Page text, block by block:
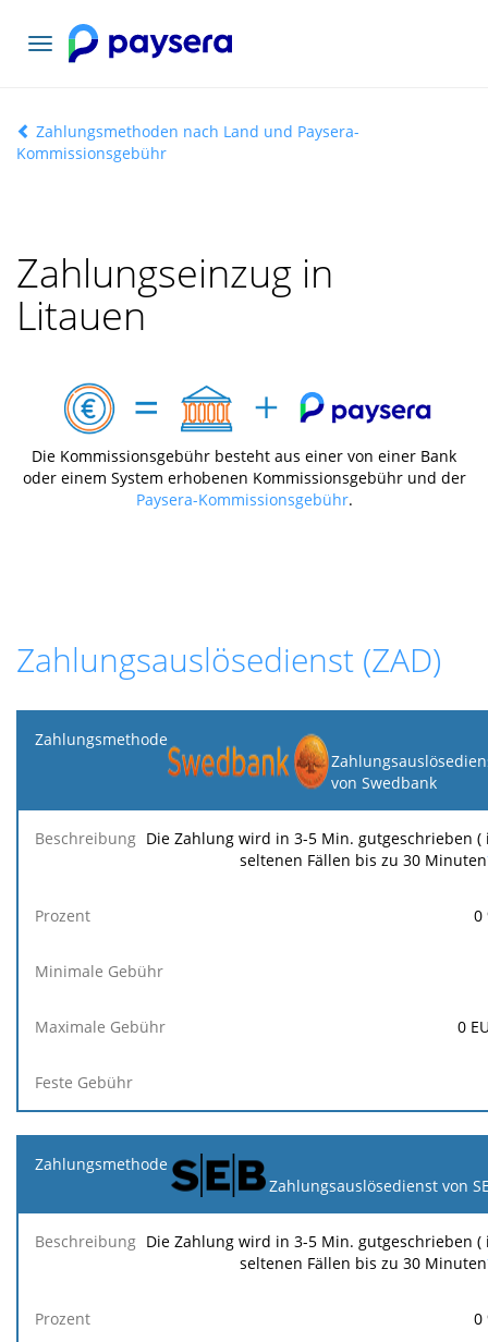
Toggle
navigation
Zahlungsmethoden nach Land und Paysera-
Kommissionsgebühr
Zahlungseinzug in
Litauen
Die Kommissionsgebühr besteht aus einer von einer Bank
oder einem System erhobenen Kommissionsgebühr und der
Paysera-Kommissionsgebühr.
Zahlungsauslösedienst (ZAD)
Zahlungsmethode
Minimale
Gebühr
Maximale
Gebühr
von Swedbank
Die Zahlung wird in 3-5 Min. gutgeschrieben (
seltenen Fällen bis zu 30 Minuten
0
0
Zahlungsauslösedienst von
Die Zahlung wird in 3-5 Min. gutgeschrieben (
seltenen Fällen bis zu 30 Minuten
0